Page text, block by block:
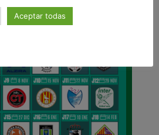
Aceptar todas